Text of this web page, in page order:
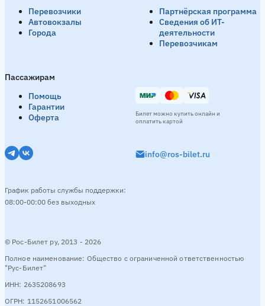
Перевозчики
Автовокзалы
Города
Пассажирам
Помощь
Гарантии
Оферта
Партнёрская программа
Сведения об ИТ-
деятельности
Перевозчикам
© Рос-Билет ру, 2013 - 2026
Полное наименование: Общество с ограниченной ответственностью
"Рус-Билет"
ИНН: 2635208693
ОГРН: 1152651006562
info@ros-bilet.ru
График работы службы поддержки:
08:00-00:00 без выходных
Билет можно купить онлайн и
оплатить картой